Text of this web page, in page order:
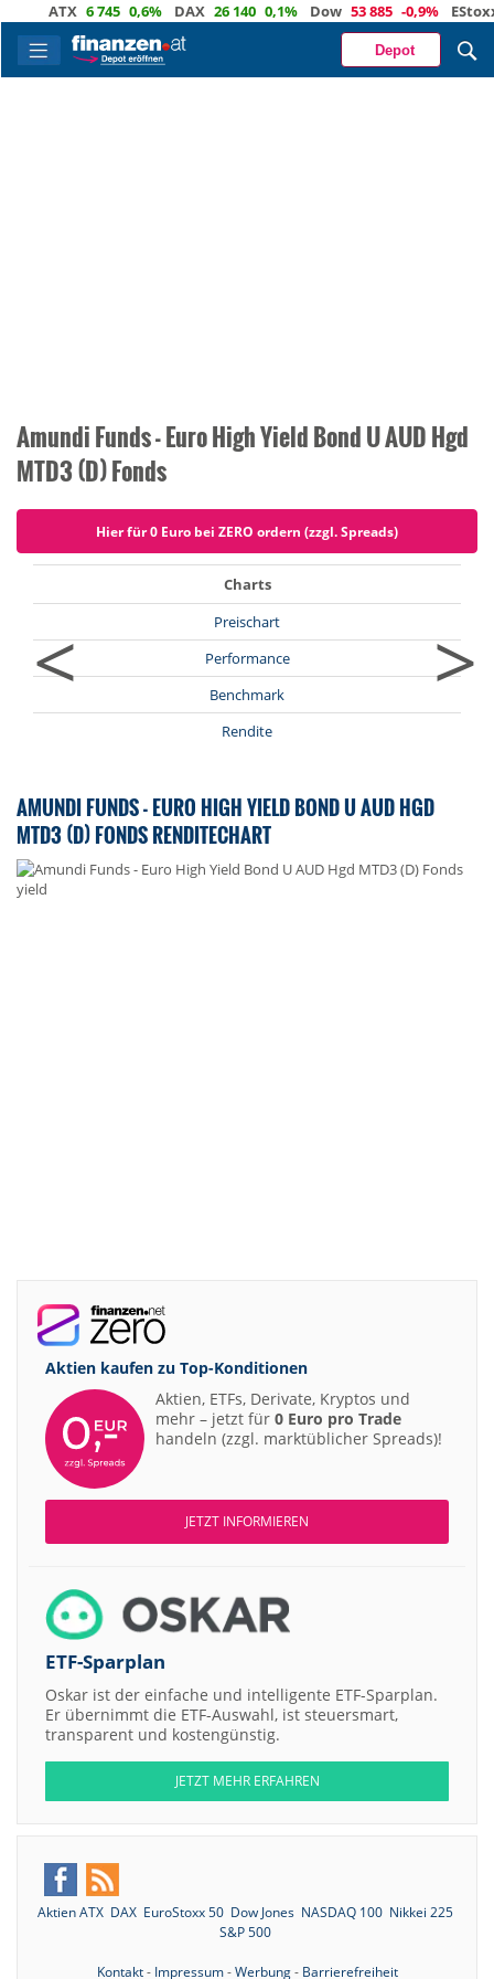
ATX 6 745 0,6% DAX 26 140 0,1% Dow 53 885 -0,9%
Depot
Amundi Funds - Euro High Yield Bond U AUD Hgd
MTD3 (D) Fonds
Hier für 0 Euro bei ZERO ordern (zzgl. Spreads)
<
Charts
Preischart
Performance
Benchmark
Rendite
>
AMUNDI FUNDS - EURO HIGH YIELD BOND U AUD HGD
MTD3 (D) FONDS RENDITECHART
Aktien kaufen zu Top-Konditionen
Aktien, ETFs, Derivate, Kryptos und
mehr – jetzt für 0 Euro pro Trade
handeln (zzgl. marktüblicher Spreads)!
JETZT INFORMIEREN
ETF-Sparplan
Oskar ist der einfache und intelligente ETF-Sparplan.
Er übernimmt die ETF-Auswahl, ist steuersmart,
transparent und kostengünstig.
JETZT MEHR ERFAHREN
Aktien ATX DAX EuroStoxx 50 Dow Jones NASDAQ 100 Nikkei 225
S&P 500
Kontakt- Impressum-Werbung- Barrierefreiheit